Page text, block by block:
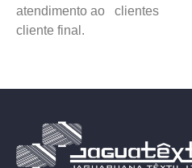
atendimento ao
cliente final.
clientes